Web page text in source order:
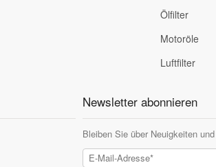
Ölfilter
Motoröle
Luftfilter
Newsletter abonnieren
Bleiben Sie über Neuigkeiten